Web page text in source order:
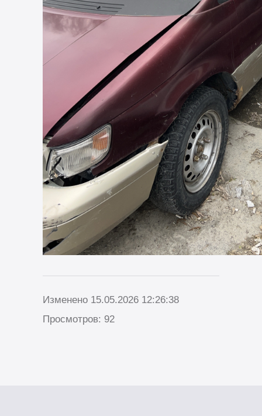
Изменено 15.05.2026 12:26:38
Просмотров: 92